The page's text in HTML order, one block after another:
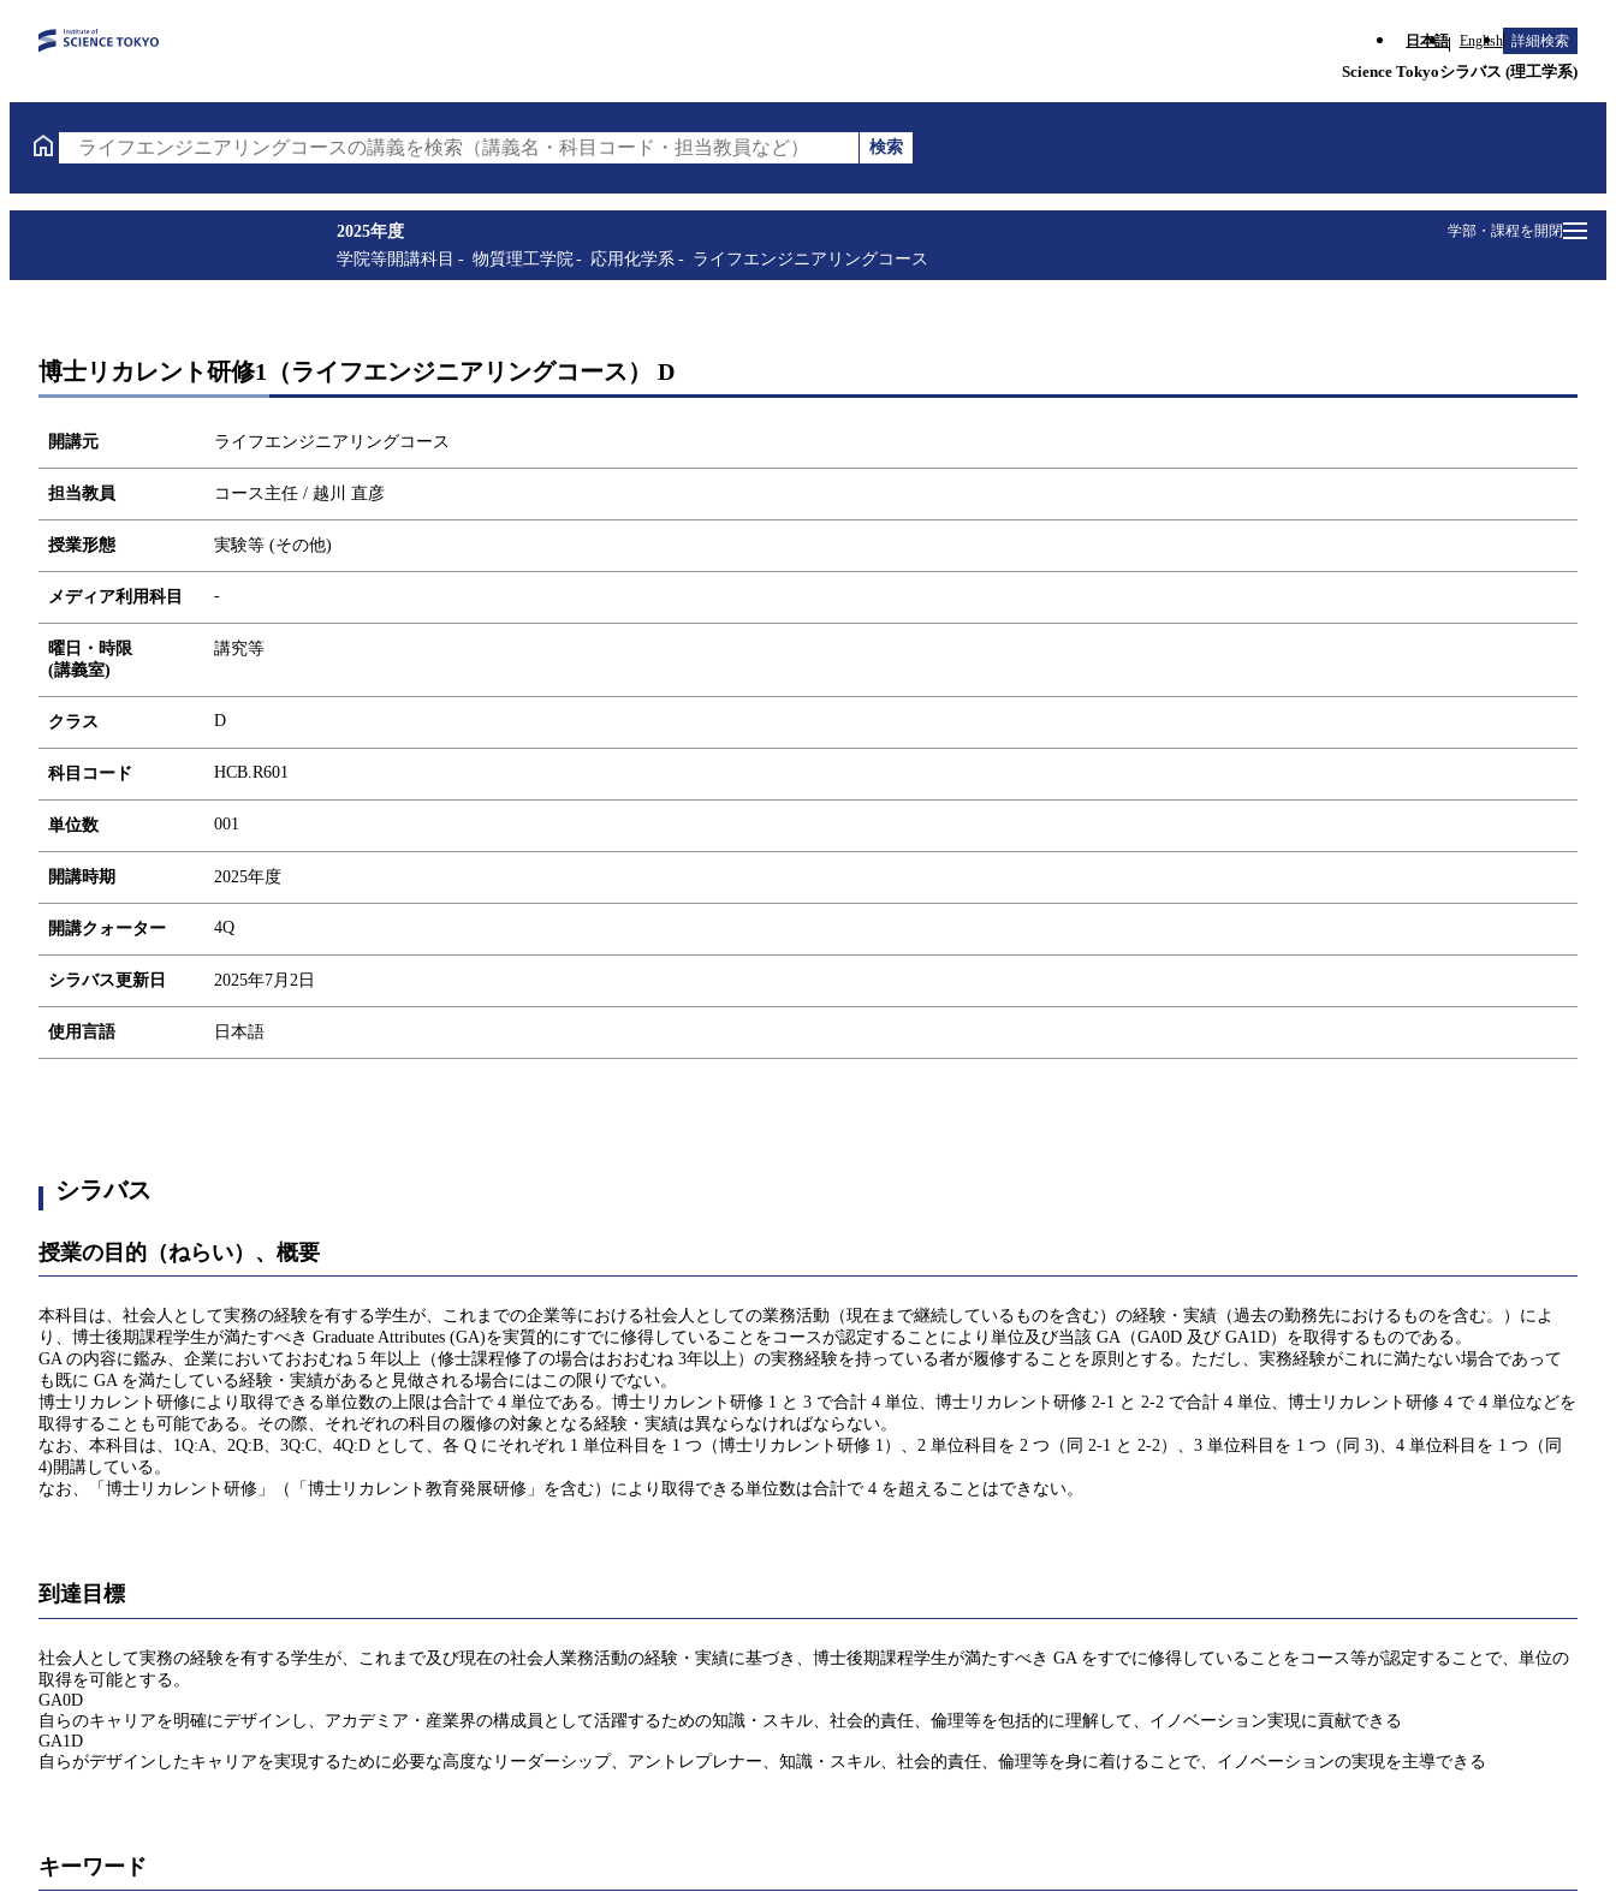
日本語 English 詳細検索
Science Tokyoシラバス (理工学系)
ライフエンジニアリングコースの講義を検索（講義名・科目コード・担当教員など）
検索
学部・課程を開閉
2025年度
学院等開講科目
物質理工学院 応用化学系 ライフエンジニアリングコース
博士リカレント研修1（ライフエンジニアリングコース） D
開講元 ライフエンジニアリングコース
担当教員 コース主任 / 越川 直彦
授業形態 実験等 (その他)
メディア利用科目 -
曜日・時限
(講義室)
講究等
クラス D
科目コード HCB.R601
単位数 001
開講時期 2025年度
開講クォーター 4Q
シラバス更新日 2025年7月2日
使用言語 日本語
シラバス
授業の目的（ねらい）、概要
本科目は、社会人として実務の経験を有する学生が、これまでの企業等における社会人としての業務活動（現在まで継続しているものを含む）の経験・実績（過去の勤務先におけるものを含む。）によ
り、博士後期課程学生が満たすべき Graduate Attributes (GA)を実質的にすでに修得していることをコースが認定することにより単位及び当該 GA（GA0D 及び GA1D）を取得するものである。
GA の内容に鑑み、企業においておおむね 5 年以上（修士課程修了の場合はおおむね 3年以上）の実務経験を持っている者が履修することを原則とする。ただし、実務経験がこれに満たない場合であって
も既に GA を満たしている経験・実績があると見做される場合にはこの限りでない。
博士リカレント研修により取得できる単位数の上限は合計で 4 単位である。博士リカレント研修 1 と 3 で合計 4 単位、博士リカレント研修 2-1 と 2-2 で合計 4 単位、博士リカレント研修 4 で 4 単位などを
取得することも可能である。その際、それぞれの科目の履修の対象となる経験・実績は異ならなければならない。
なお、本科目は、1Q:A、2Q:B、3Q:C、4Q:D として、各 Q にそれぞれ 1 単位科目を 1 つ（博士リカレント研修 1）、2 単位科目を 2 つ（同 2-1 と 2-2）、3 単位科目を 1 つ（同 3)、4 単位科目を 1 つ（同
4)開講している。
なお、「博士リカレント研修」（「博士リカレント教育発展研修」を含む）により取得できる単位数は合計で 4 を超えることはできない。
到達目標
社会人として実務の経験を有する学生が、これまで及び現在の社会人業務活動の経験・実績に基づき、博士後期課程学生が満たすべき GA をすでに修得していることをコース等が認定することで、単位の
取得を可能とする。
GA0D
自らのキャリアを明確にデザインし、アカデミア・産業界の構成員として活躍するための知識・スキル、社会的責任、倫理等を包括的に理解して、イノベーション実現に貢献できる
GA1D
自らがデザインしたキャリアを実現するために必要な高度なリーダーシップ、アントレプレナー、知識・スキル、社会的責任、倫理等を身に着けることで、イノベーションの実現を主導できる
キーワード